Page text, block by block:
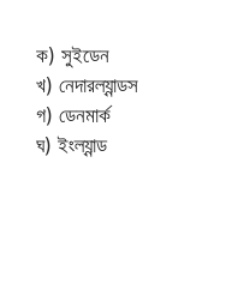
ক) সুইডেন
খ) নেদারল্যান্ডস
গ) ডেনমার্ক
ঘ) ইংল্যান্ড